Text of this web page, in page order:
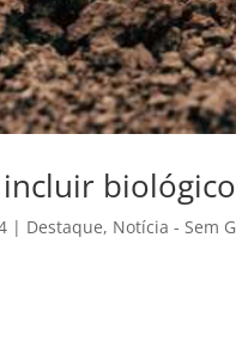
| Destaque, Notícia - Sem